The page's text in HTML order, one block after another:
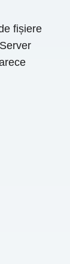
fișiere